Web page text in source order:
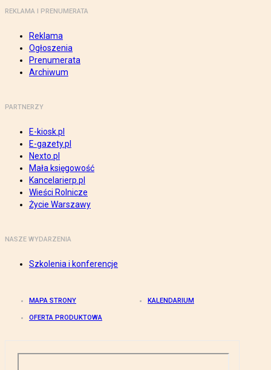
REKLAMA I PRENUMERATA
Reklama
Ogłoszenia
Prenumerata
Archiwum
PARTNERZY
E-kiosk.pl
E-gazety.pl
Nexto.pl
Mała księgowość
Kancelarierp.pl
Wieści Rolnicze
Życie Warszawy
NASZE WYDARZENIA
Szkolenia i konferencje
MAPA STRONY KALENDARIUM
OFERTA PRODUKTOWA